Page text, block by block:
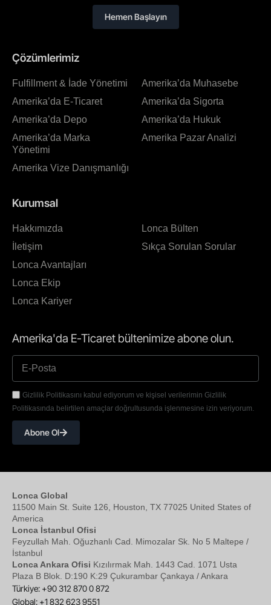
Çözümlerimiz
Fulfillment & İade Yönetimi
Amerika’da E-Ticaret
Amerika’da Depo
Amerika’da Marka
Yönetimi
Amerika Vize Danışmanlığı
Amerika’da Muhasebe
Amerika’da Sigorta
Amerika’da Hukuk
Amerika Pazar Analizi
Kurumsal
Hakkımızda
İletişim
Lonca Avantajları
Lonca Ekip
Lonca Kariyer
Lonca Bülten
Sıkça Sorulan Sorular
Amerika'da E-Ticaret bültenimize abone olun.
Gizlilik Politikasını kabul ediyorum ve kişisel verilerimin Gizlilik
Politikasında belirtilen amaçlar doğrultusunda işlenmesine izin veriyorum.
Abone Ol
Hemen Başlayın
Lonca Global
11500 Main St. Suite 126, Houston, TX 77025 United States of
America
Lonca İstanbul Ofisi
Feyzullah Mah. Oğuzhanlı Cad. Mimozalar Sk. No 5 Maltepe /
İstanbul
Lonca Ankara Ofisi Kızılırmak Mah. 1443 Cad. 1071 Usta
Plaza B Blok. D:190 K:29 Çukurambar Çankaya / Ankara
Türkiye: +90 312 870 0 872
Global: +1 832 623 9551